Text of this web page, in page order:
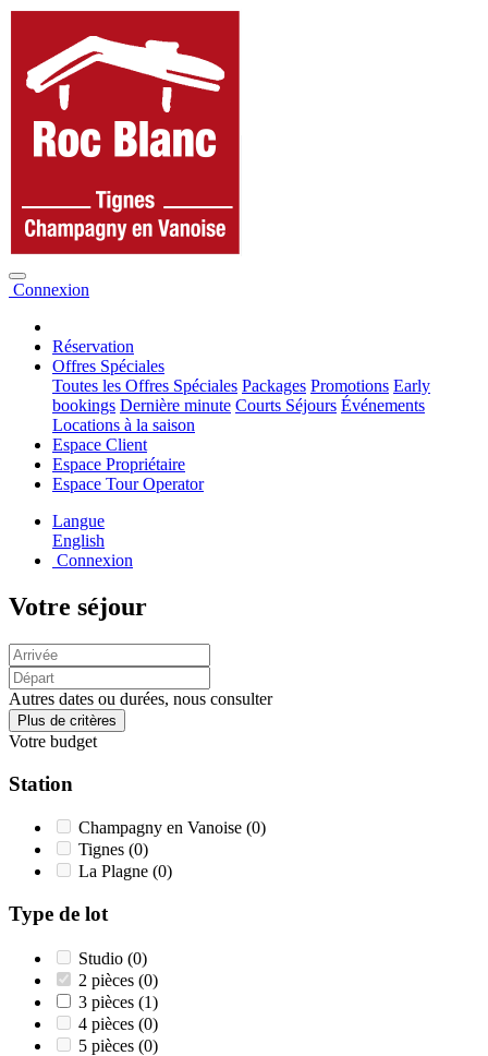
Connexion
Réservation
Offres Spéciales
Toutes les Offres Spéciales Packages Promotions Early
bookings Dernière minute Courts Séjours Événements
Locations à la saison
Espace Client
Espace Propriétaire
Espace Tour Operator
Langue
English
Connexion
Votre séjour
Autres dates ou durées, nous consulter
Plus de critères
Votre budget
Station
Champagny en Vanoise (0)
Tignes (0)
La Plagne (0)
Type de lot
Studio (0)
2 pièces (0)
3 pièces (1)
4 pièces (0)
5 pièces (0)